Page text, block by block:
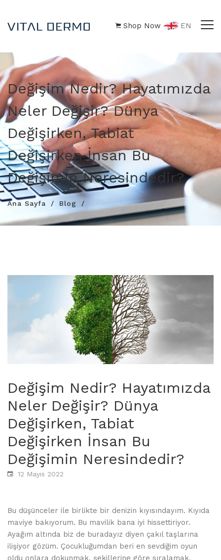
Shop Now EN
Değişim Nedir? Hayatımızda
Neler Değişir? Dünya
Değişirken, Tabiat
Değişirken İnsan Bu
Değişimin Neresindedir?
Ana Sayfa Blog
Değişim Nedir? Hayatımızda
Neler Değişir? Dünya
Değişirken, Tabiat
Değişirken İnsan Bu
Değişimin Neresindedir?
12 Mayıs 2022
Bu düşünceler ile birlikte bir denizin kıyısındayım. Kıyıda
maviye bakıyorum. Bu mavilik bana iyi hissettiriyor.
Ayağım altında biz de buradayız diyen çakıl taşlarına
ilişiyor gözüm. Çocukluğumdan beri en sevdiğim oyun
oldu onlara dokunmak, şekillerine göre sıralamak,